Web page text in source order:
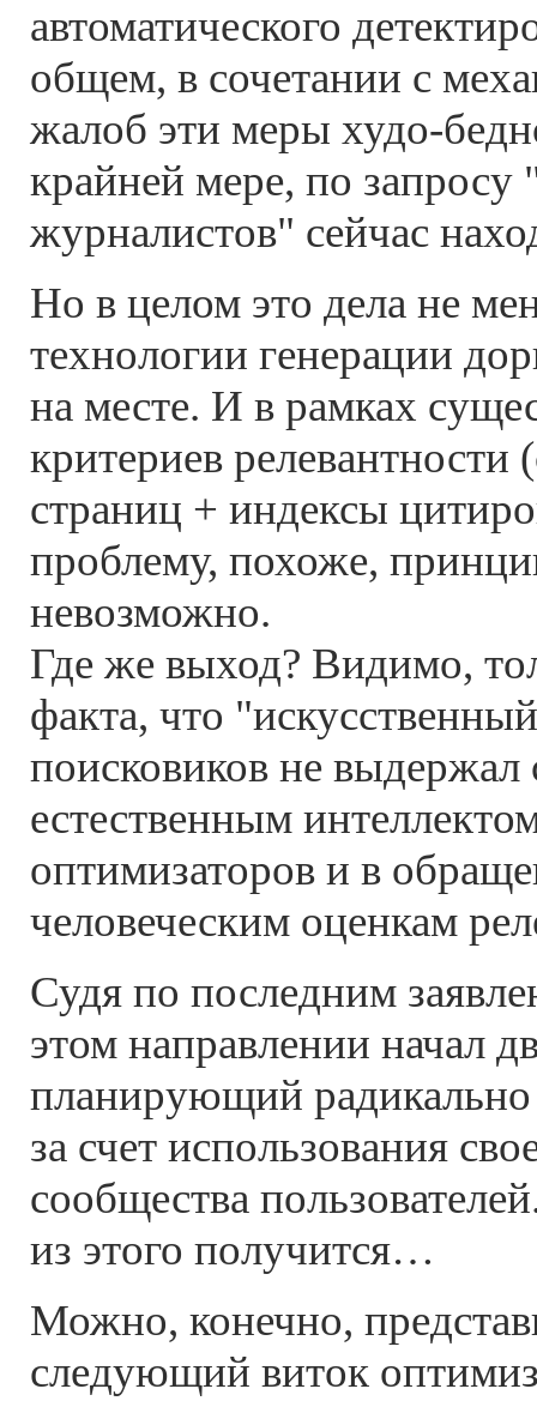
автоматического
общем, в сочетании с
жалоб эти меры худо-
крайней мере, по запросу
журналистов" сейчас
Но в целом это дела не
технологии генерации
на месте. И в рамках
критериев релевантности
страниц + индексы
проблему, похоже,
невозможно.
Где же выход? Видимо,
факта, что
поисковиков не выдержал
естественным
оптимизаторов и в
человеческим оценкам
Судя по последним
этом направлении начал
планирующий
за счет использования
сообщества
из этого получится…
Можно, конечно,
следующий виток